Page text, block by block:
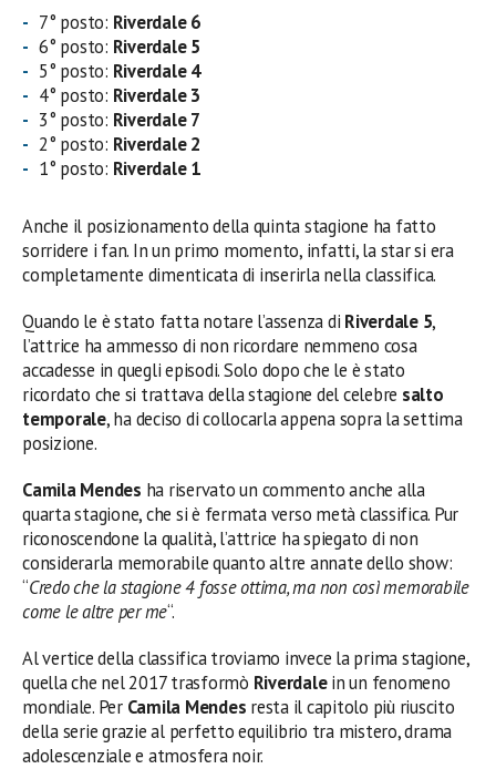
7° posto: Riverdale 6
6° posto: Riverdale 5
5° posto: Riverdale 4
4° posto: Riverdale 3
3° posto: Riverdale 7
2° posto: Riverdale 2
1° posto: Riverdale 1
Anche il posizionamento della quinta stagione ha fatto
sorridere i fan. In un primo momento, infatti, la star si era
completamente dimenticata di inserirla nella classifica.
Quando le è stato fatta notare l’assenza di Riverdale 5,
l’attrice ha ammesso di non ricordare nemmeno cosa
accadesse in quegli episodi. Solo dopo che le è stato
ricordato che si trattava della stagione del celebre salto
temporale, ha deciso di collocarla appena sopra la settima
posizione.
Camila Mendes ha riservato un commento anche alla
quarta stagione, che si è fermata verso metà classifica. Pur
riconoscendone la qualità, l’attrice ha spiegato di non
considerarla memorabile quanto altre annate dello show:
“Credo che la stagione 4 fosse ottima, ma non così memorabile
come le altre per me“.
Al vertice della classifica troviamo invece la prima stagione,
quella che nel 2017 trasformò Riverdalein un fenomeno
mondiale. PerCamila Mendes resta il capitolo più riuscito
della serie grazie al perfetto equilibrio tra mistero, drama
adolescenziale e atmosfera noir.